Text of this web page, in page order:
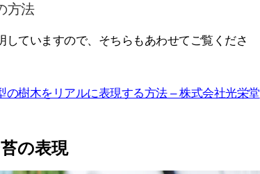
方法
ていますので、そちらもあわせてご覧くださ
樹木をリアルに表現する方法 – 株式会社光栄堂
の表現